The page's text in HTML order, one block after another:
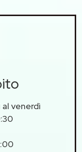
venerdì